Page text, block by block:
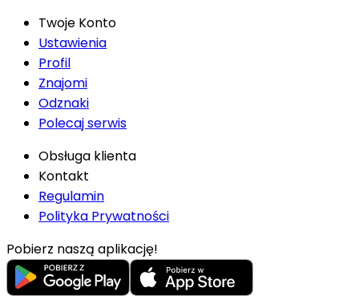
Twoje Konto
Ustawienia
Profil
Znajomi
Odznaki
Polecaj serwis
Obsługa klienta
Kontakt
Regulamin
Polityka Prywatności
Pobierz naszą aplikację!